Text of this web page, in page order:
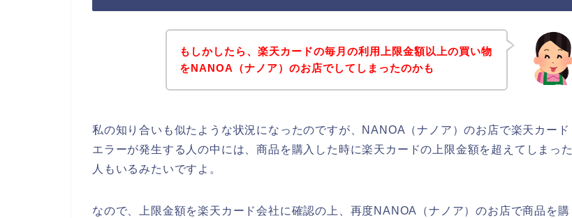
もしかしたら、楽天カードの毎月の利用上限金額以上の買い物
をNANOA（ナノア）のお店でしてしまったのかも
私の知り合いも似たような状況になったのですが、NANOA（ナノア）のお店で楽天カード
エラーが発生する人の中には、商品を購入した時に楽天カードの上限金額を超えてしまった
人もいるみたいですよ。
なので、上限金額を楽天カード会社に確認の上、再度NANOA（ナノア）のお店で商品を購